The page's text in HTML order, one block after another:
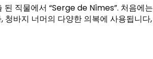
된 직물에서 “Serge de Nîmes”. 처음에는
청바지 너머의 다양한 의복에 사용됩니다,